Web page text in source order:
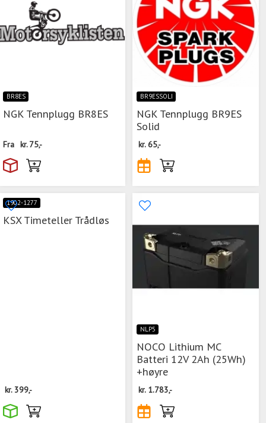
BR8ES
NGK Tennplugg BR8ES
Fra kr.75,-
BR9ESSOLI
NGK Tennplugg BR9ES
Solid
kr.65,-
1902-1277
KSX Timeteller Trådløs
kr. 399,-
NLP5
NOCO Lithium MC
Batteri 12V 2Ah (25Wh)
+høyre
kr. 1.783,-